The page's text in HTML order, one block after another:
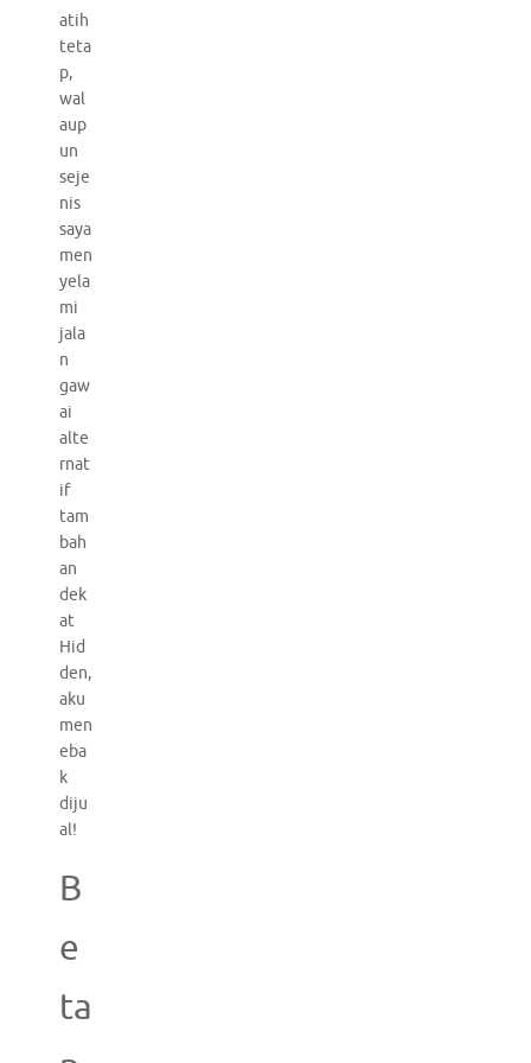
atih
teta
p,
wal
aup
un
seje
nis
saya
men
yela
mi
jala
n
gaw
ai
alte
rnat
if
tam
bah
an
dek
at
Hid
den,
aku
men
eba
k
diju
al!
B
e
ta